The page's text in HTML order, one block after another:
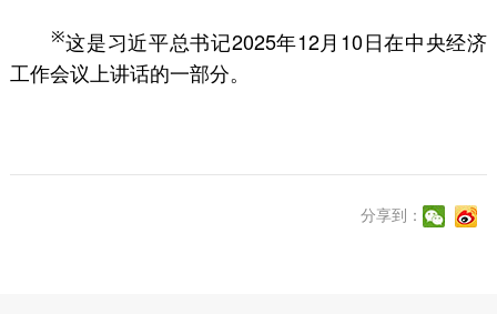
※这是习近平总书记2025年12月10日在中央经济
工作会议上讲话的一部分。
分享到：